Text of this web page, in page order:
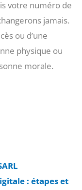
votre numéro de
jamais.
ou d’une
physique ou
morale.
: étapes et